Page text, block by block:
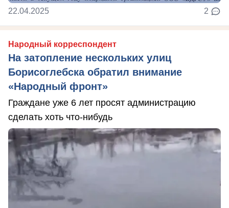
22.04.2025 2
Народный корреспондент
На затопление нескольких улиц
Борисоглебска обратил внимание
«Народный фронт»
Граждане уже 6 лет просят администрацию
сделать хоть что-нибудь